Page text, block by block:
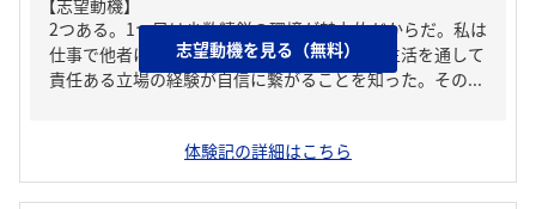
【志望動機】
2つある。1つ目は少数精鋭の環境が魅力的だからだ。私は
仕事で他者に負けない自信を持ちたい。学生生活を通して
責任ある立場の経験が自信に繋がることを知った。その...
体験記の詳細はこちら
志望動機を見る（無料）